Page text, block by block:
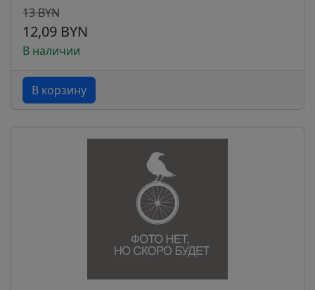
13 BYN
12,09 BYN
В наличии
В корзину